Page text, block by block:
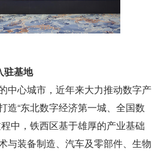
驻基地
中心城市，近年来大力推动数字产
造“东北数字经济第一城、全国数
中，铁西区基于雄厚的产业基础
与装备制造、汽车及零部件、生物